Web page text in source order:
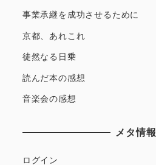
事業承継を成功させるために
京都、あれこれ
徒然なる日乗
読んだ本の感想
音楽会の感想
メタ情報
ログイン